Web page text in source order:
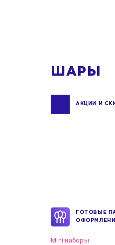
ШАРЫ
АКЦИИ И
ГОТОВЫЕ
Mini наборы